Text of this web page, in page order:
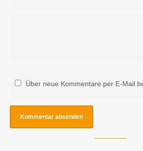
Über neue Kommentare per E-Mail